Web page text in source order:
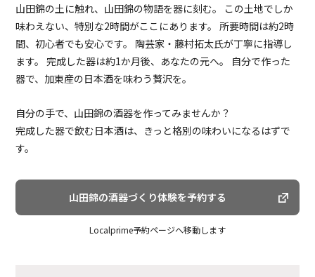
山田錦の土に触れ、山田錦の物語を器に刻む。 この土地でしか
味わえない、特別な2時間がここにあります。 所要時間は約2時
間、初心者でも安心です。 陶芸家・藤村拓太氏が丁寧に指導し
ます。 完成した器は約1か月後、あなたの元へ。 自分で作った
器で、加東産の日本酒を味わう贅沢を。
自分の手で、山田錦の酒器を作ってみませんか？
完成した器で飲む日本酒は、きっと格別の味わいになるはずで
す。
山田錦の酒器づくり体験を予約する
Localprime予約ページへ移動します